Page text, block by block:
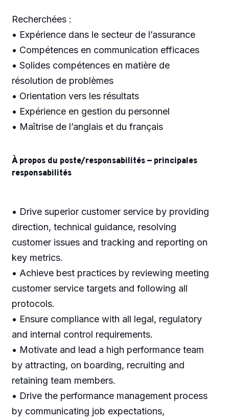
Recherchées :
• Expérience dans le secteur de l’assurance
• Compétences en communication efficaces
• Solides compétences en matière de
résolution de problèmes
• Orientation vers les résultats
• Expérience en gestion du personnel
• Maîtrise de l’anglais et du français
À propos du poste/responsabilités — principales
responsabilités
• Drive superior customer service by providing
direction, technical guidance, resolving
customer issues and tracking and reporting on
key metrics.
• Achieve best practices by reviewing meeting
customer service targets and following all
protocols.
• Ensure compliance with all legal, regulatory
and internal control requirements.
• Motivate and lead a high performance team
by attracting, on boarding, recruiting and
retaining team members.
• Drive the performance management process
by communicating job expectations,